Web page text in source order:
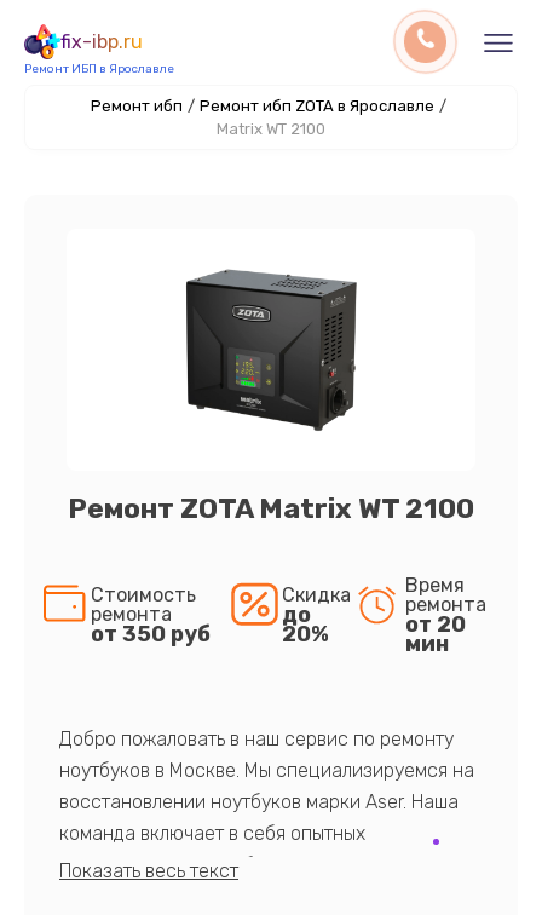
fix-ibp.ru
Ремонт ИБП в Ярославле
Ремонт ибп / Ремонт ибп ZOTA в Ярославле /
Matrix WT 2100
Ремонт ZOTA Matrix WT 2100
Стоимость
ремонта
от 350 руб
Скидка
до
20%
Время
ремонта
от 20
мин
Добро пожаловать в наш сервис по ремонту
ноутбуков в Москве. Мы специализируемся на
восстановлении ноутбуков марки Aser. Наша
команда включает в себя опытных
профессионалов с обширными знаниями и